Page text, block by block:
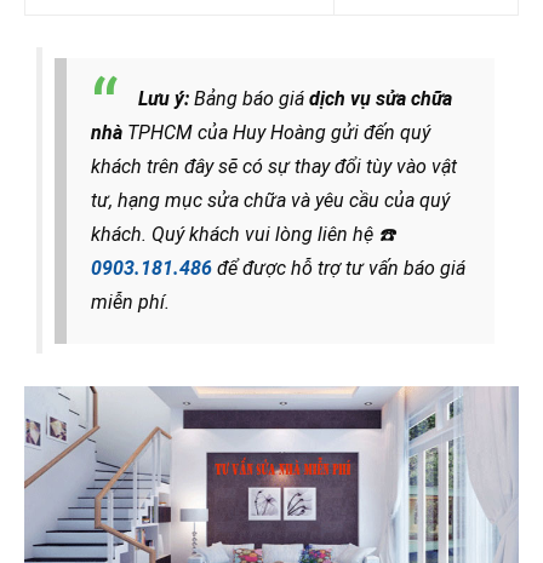
Lưu ý: Bảng báo giá dịch vụ sửa chữa
nhà TPHCM của Huy Hoàng gửi đến quý
khách trên đây sẽ có sự thay đổi tùy vào vật
tư, hạng mục sửa chữa và yêu cầu của quý
khách. Quý khách vui lòng liên hệ ☎️
0903.181.486 để được hỗ trợ tư vấn báo giá
miễn phí.